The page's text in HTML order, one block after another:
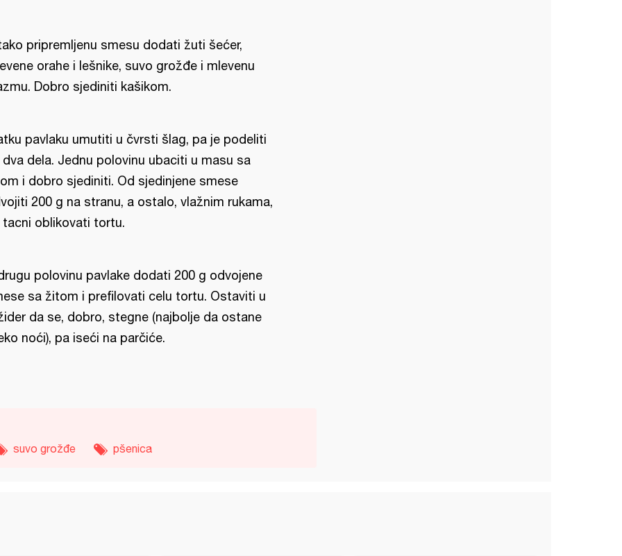
pripremljenu smesu dodati žuti šećer,
orahe i lešnike, suvo grožđe i mlevenu
Dobro sjediniti kašikom.
pavlaku umutiti u čvrsti šlag, pa je podeliti
dva dela. Jednu polovinu ubaciti u masu sa
i dobro sjediniti. Od sjedinjene smese
200 g na stranu, a ostalo, vlažnim rukama,
tacni oblikovati tortu.
polovinu pavlake dodati 200 g odvojene
sa žitom i prefilovati celu tortu. Ostaviti u
da se, dobro, stegne (najbolje da ostane
noći), pa iseći na parčiće.
suvo grožđe pšenica